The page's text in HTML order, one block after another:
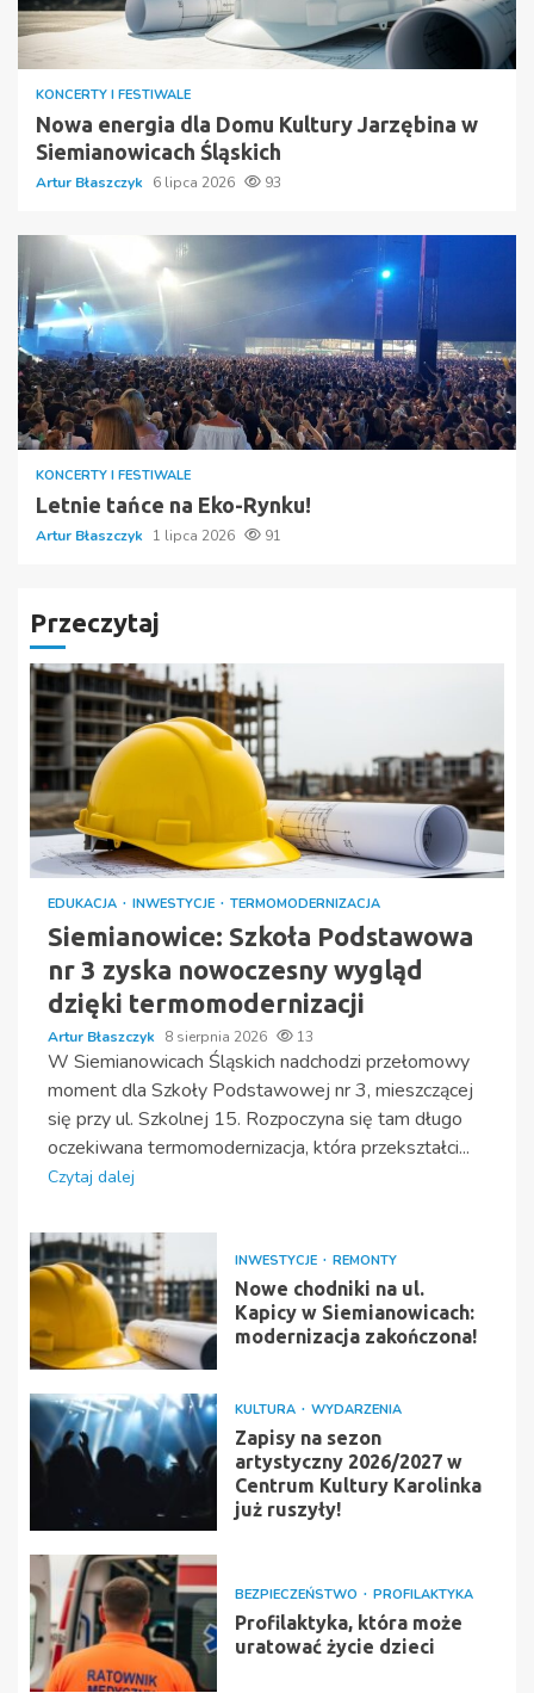
KONCERTY I FESTIWALE
Nowa energia dla Domu Kultury Jarzębina w
Siemianowicach Śląskich
Artur Błaszczyk 6 lipca 2026 93
KONCERTY I FESTIWALE
Letnie tańce na Eko-Rynku!
Artur Błaszczyk 1 lipca 2026 91
Przeczytaj
EDUKACJA INWESTYCJE TERMOMODERNIZACJA
Siemianowice: Szkoła Podstawowa
nr 3 zyska nowoczesny wygląd
dzięki termomodernizacji
Artur Błaszczyk 8 sierpnia 2026 13
W Siemianowicach Śląskich nadchodzi przełomowy
moment dla Szkoły Podstawowej nr 3, mieszczącej
się przy ul. Szkolnej 15. Rozpoczyna się tam długo
oczekiwana termomodernizacja, która przekształci...
Czytaj dalej
INWESTYCJE REMONTY
Nowe chodniki na ul.
Kapicy w Siemianowicach:
modernizacja zakończona!
KULTURA WYDARZENIA
Zapisy na sezon
artystyczny 2026/2027 w
Centrum Kultury Karolinka
już ruszyły!
BEZPIECZEŃSTWO PROFILAKTYKA
Profilaktyka, która może
uratować życie dzieci